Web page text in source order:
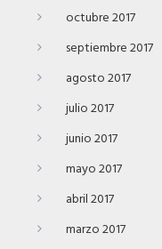
octubre 2017
septiembre 2017
agosto 2017
julio 2017
junio 2017
mayo 2017
abril 2017
marzo 2017